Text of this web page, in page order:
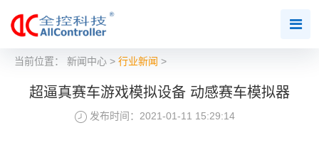
当前位置： 新闻中心> 行业新闻 >
超逼真赛车游戏模拟设备 动感赛车模拟器
发布时间：2021-01-11 15:29:14